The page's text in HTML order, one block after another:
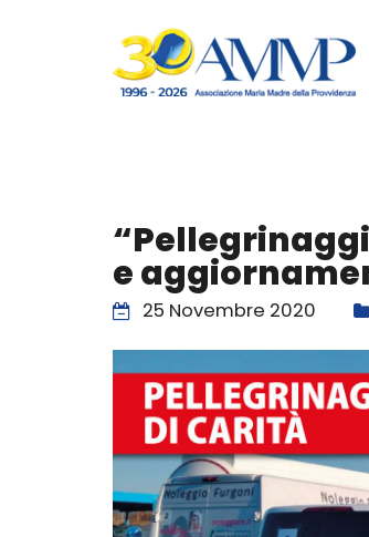
e
25 Novembre 2020